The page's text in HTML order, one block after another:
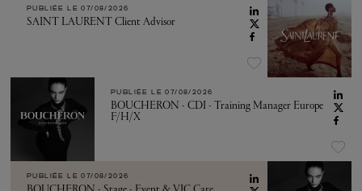
PUBLIÉE LE 07/08/2026
SAINT LAURENT Client Advisor
PUBLIÉE LE 07/08/2026
BOUCHERON - CDI - Training Manager Europe
F/H/X
PUBLIÉE LE 07/08/2026